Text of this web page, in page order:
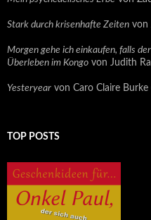
Stark durch krisenhafte Zeiten von
Morgen gehe ich einkaufen, falls
Überleben im Kongo von Judith
Yesteryear von Caro Claire
TOP POSTS